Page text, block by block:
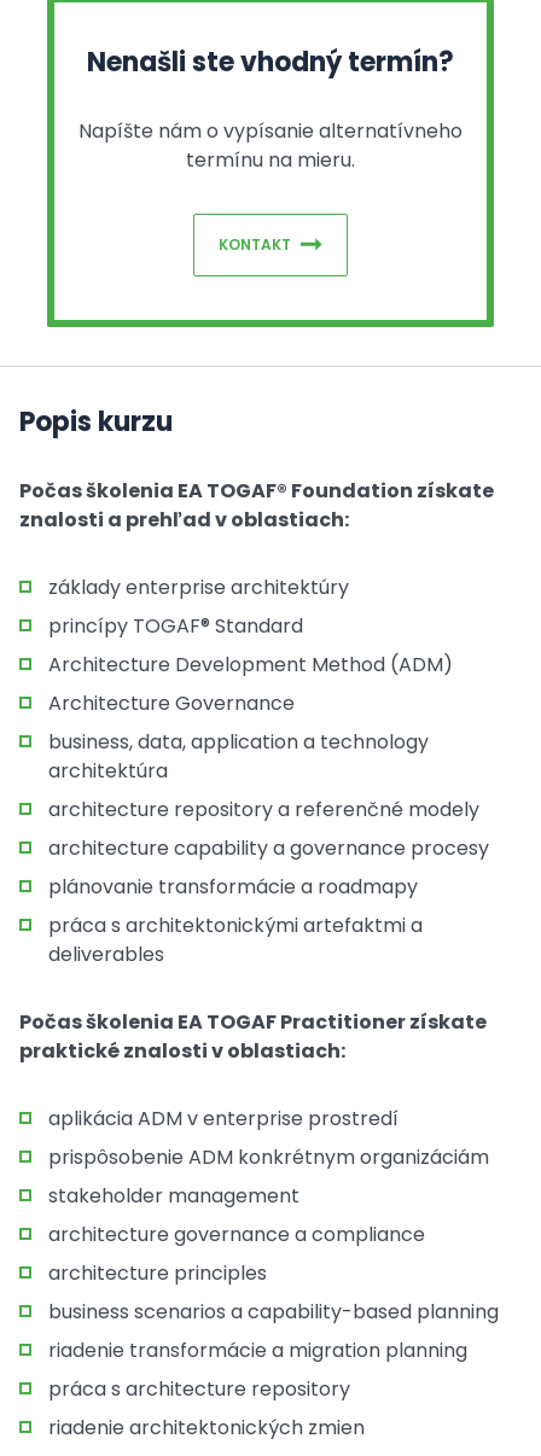
Nenašli ste vhodný termín?
Napíšte nám o vypísanie alternatívneho
termínu na mieru.
KONTAKT
Popis kurzu
Počas školenia EA TOGAF® Foundation získate
znalosti a prehľad v oblastiach:
základy enterprise architektúry
princípy TOGAF® Standard
Architecture Development Method (ADM)
Architecture Governance
business, data, application a technology
architektúra
architecture repository a referenčné modely
architecture capability a governance procesy
plánovanie transformácie a roadmapy
práca s architektonickými artefaktmi a
deliverables
Počas školenia EA TOGAF Practitioner získate
praktické znalosti v oblastiach:
aplikácia ADM v enterprise prostredí
prispôsobenie ADM konkrétnym organizáciám
stakeholder management
architecture governance a compliance
architecture principles
business scenarios a capability-based planning
riadenie transformácie a migration planning
práca s architecture repository
riadenie architektonických zmien